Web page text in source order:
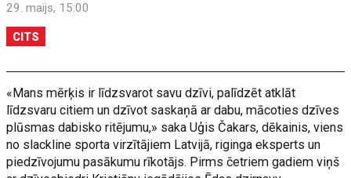
29. maijs, 15:00
CITS
«Mans mērķis ir līdzsvarot savu dzīvi, palīdzēt atklāt
līdzsvaru citiem un dzīvot saskaņā ar dabu, mācoties dzīves
plūsmas dabisko ritējumu,» saka Uģis Čakars, dēkainis, viens
no slackline sporta virzītājiem Latvijā, riginga eksperts un
piedzīvojumu pasākumu rīkotājs. Pirms četriem gadiem viņš